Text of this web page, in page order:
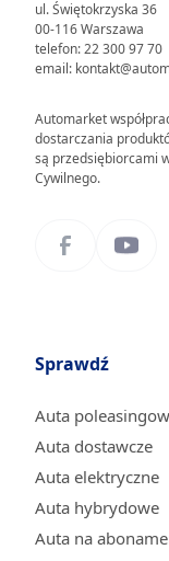
ul. Świętokrzyska 36
00-116 Warszawa
telefon: 22 300 97 70
email:
Automarket
dostarczania
są przedsiębiorcami
Cywilnego.
Sprawdź
Auta
Auta dostawcze
Auta elektryczne
Auta hybrydowe
Auta na